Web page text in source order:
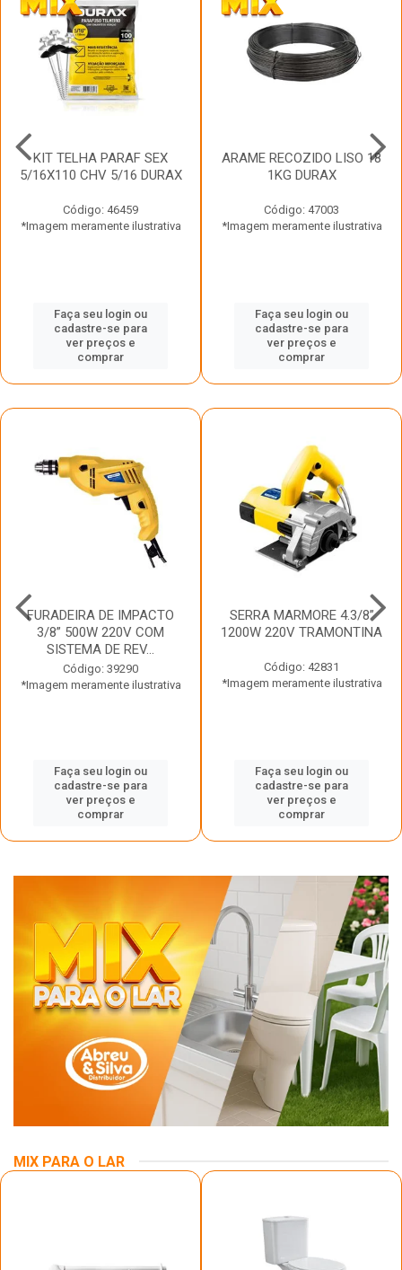
KIT TELHA PARAF SEX
5/16X110 CHV 5/16 DURAX
Código: 46459
*Imagem meramente ilustrativa
Faça seu login ou
cadastre-se para
ver preços e
comprar
ARAME RECOZIDO LISO 18
1KG DURAX
Código: 47003
*Imagem meramente ilustrativa
Faça seu login ou
cadastre-se para
ver preços e
comprar
FURADEIRA DE IMPACTO
3/8” 500W 220V COM
SISTEMA DE REV...
Código: 39290
*Imagem meramente ilustrativa
Faça seu login ou
cadastre-se para
ver preços e
comprar
SERRA MARMORE 4.3/8”
1200W 220V TRAMONTINA
Código: 42831
*Imagem meramente ilustrativa
Faça seu login ou
cadastre-se para
ver preços e
comprar
MIX PARA O LAR